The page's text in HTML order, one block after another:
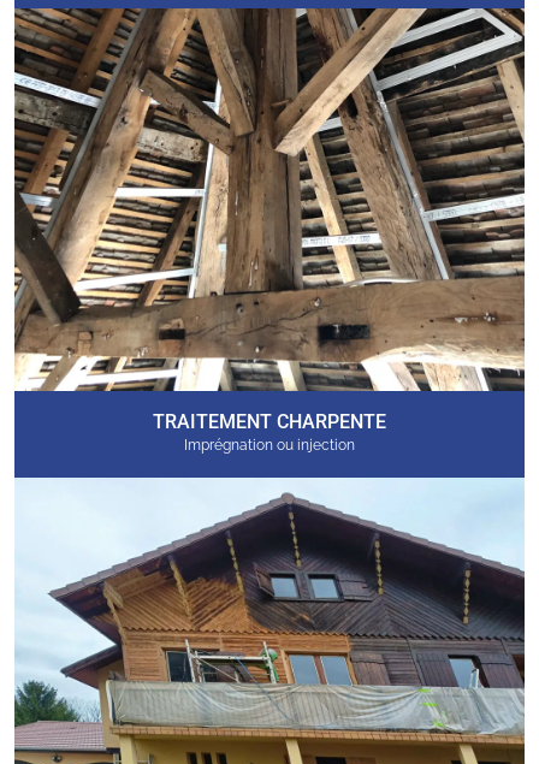
TRAITEMENT CHARPENTE
Imprégnation ou injection